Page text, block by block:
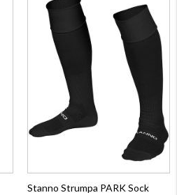
Stanno Strumpa PARK Sock